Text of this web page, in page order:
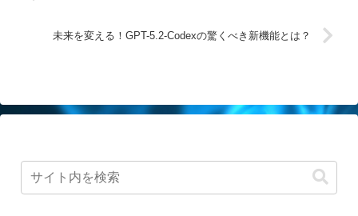
未来を変える！GPT-5.2-Codexの驚くべき新機能とは？